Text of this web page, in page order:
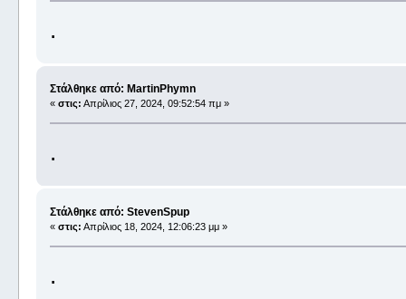
.
Στάλθηκε από: MartinPhymn
« στις: Απρίλιος 27, 2024, 09:52:54 πμ »
.
Στάλθηκε από: StevenSpup
« στις: Απρίλιος 18, 2024, 12:06:23 μμ »
.